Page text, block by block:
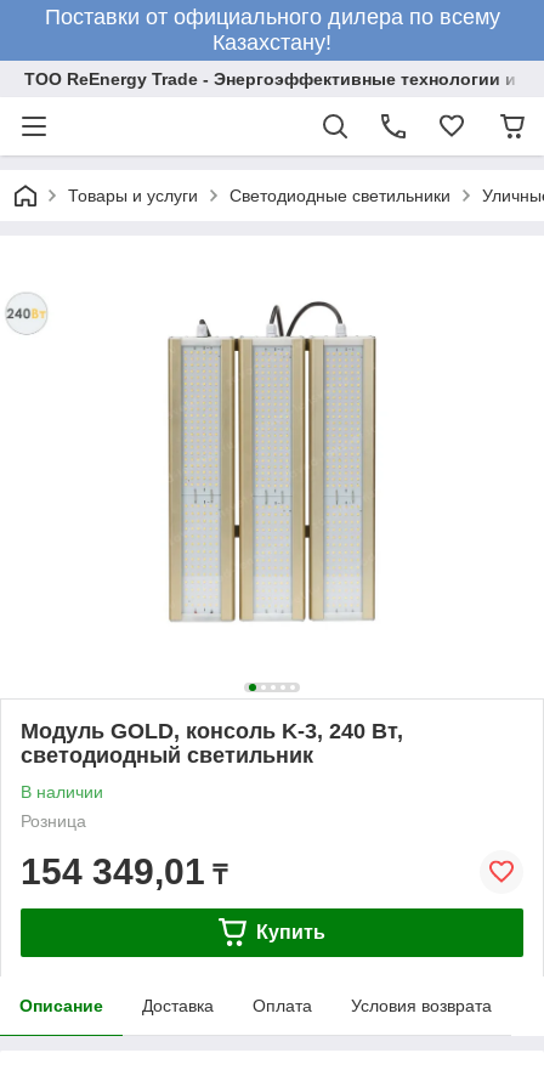
Поставки от официального дилера по всему
Казахстану!
ТОО ReEnergy Trade - Энергоэффективные технологии и
Товары и услуги Светодиодные светильники
Модуль GOLD, консоль K-3, 240 Вт,
светодиодный светильник
В наличии
Розница
154 349,01 ₸
Купить
Описание Доставка Оплата Условия возврата